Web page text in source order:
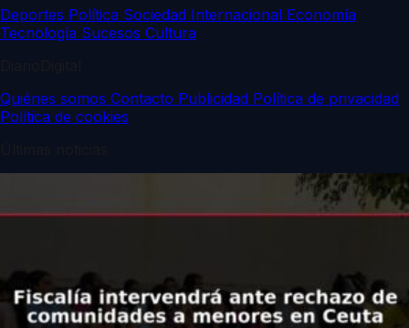
Deportes Política Sociedad Internacional Economía
Tecnología Sucesos Cultura
Quiénes somos Contacto Publicidad Política de privacidad
Política de cookies